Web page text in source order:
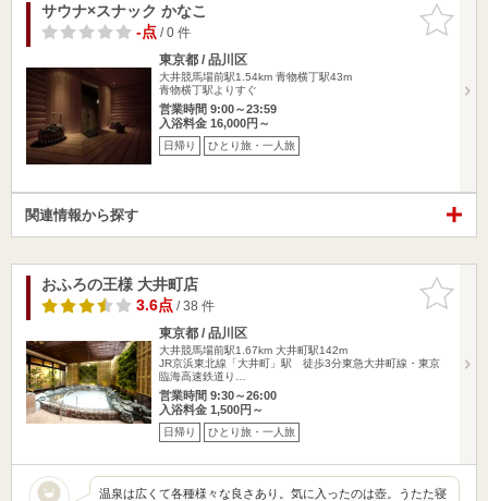
お気に入
りに追加
サウナ×スナック かなこ
-点/ 0 件
東京都 / 品川区
大井競馬場前駅1.54km 青物横丁駅43m
青物横丁駅よりすぐ
営業時間 9:00～23:59
入浴料金 16,000円～
日帰り ひとり旅・一人旅
関連情報から探す
お気に入
りに追加
おふろの王様 大井町店
3.6点/ 38 件
東京都 / 品川区
大井競馬場前駅1.67km 大井町駅142m
JR京浜東北線「大井町」駅 徒歩3分東急大井町線・東京
臨海高速鉄道り…
営業時間 9:30～26:00
入浴料金 1,500円～
日帰り ひとり旅・一人旅
温泉は広くて各種様々な良さあり。気に入ったのは壺。うたた寝